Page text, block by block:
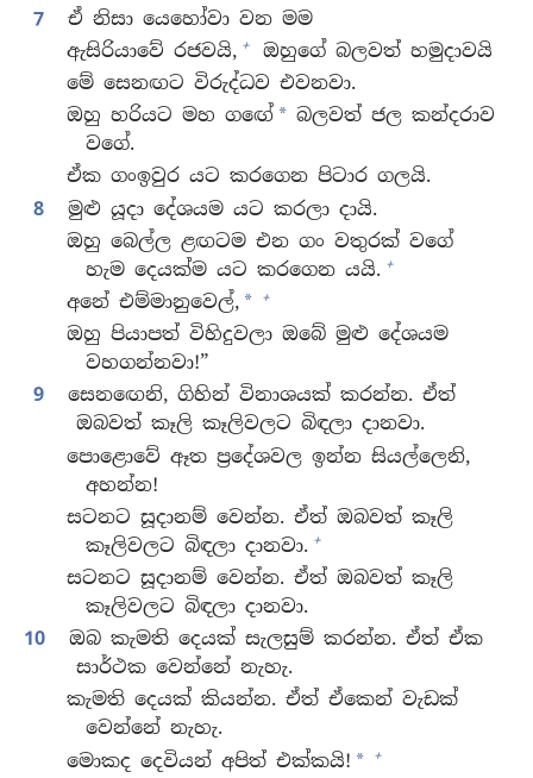
7
ඒ නිසා යෙහෝවා වන මම
ඇසිරියාවේ රජවයි, +
ඔහුගේ බලවත් හමුදාවයි
මේ සෙනඟට විරුද්ධව එවනවා.
ඔහු හරියට මහ ගඟේ * බලවත් ජල කන්දරාව
වගේ.
ඒක ගංඉවුර යට කරගෙන පිටාර ගලයි.
8
මුළු යූදා දේශයම යට කරලා දායි.
ඔහු බෙල්ල ළඟටම එන ගං වතුරක් වගේ
හැම දෙයක්ම යට කරගෙන යයි. +
අනේ එම්මානුවෙල්, * +
ඔහු පියාපත් විහිදුවලා ඔබේ මුළු දේශයම
වහගන්නවා!”
9
සෙනඟෙනි, ගිහින් විනාශයක් කරන්න. ඒත්
ඔබවත් කෑලි කෑලිවලට බිඳලා දානවා.
පොළොවේ ඈත ප්‍රදේශවල ඉන්න සියල්ලෙනි,
අහන්න!
සටනට සූදානම් වෙන්න. ඒත් ඔබවත් කෑලි
කෑලිවලට බිඳලා දානවා. +
සටනට සූදානම් වෙන්න. ඒත් ඔබවත් කෑලි
කෑලිවලට බිඳලා දානවා.
10
ඔබ කැමති දෙයක් සැලසුම් කරන්න. ඒත් ඒක
සාර්ථක වෙන්නේ නැහැ.
කැමති දෙයක් කියන්න. ඒත් ඒකෙන් වැඩක්
වෙන්නේ නැහැ.
මොකද දෙවියන් අපිත් එක්කයි! * +